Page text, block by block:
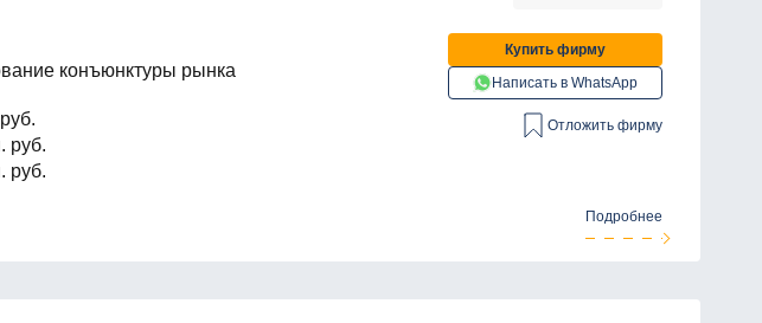
конъюнктуры рынка
руб.
руб.
Купить фирму
Написать в WhatsApp
Отложить фирму
Подробнее